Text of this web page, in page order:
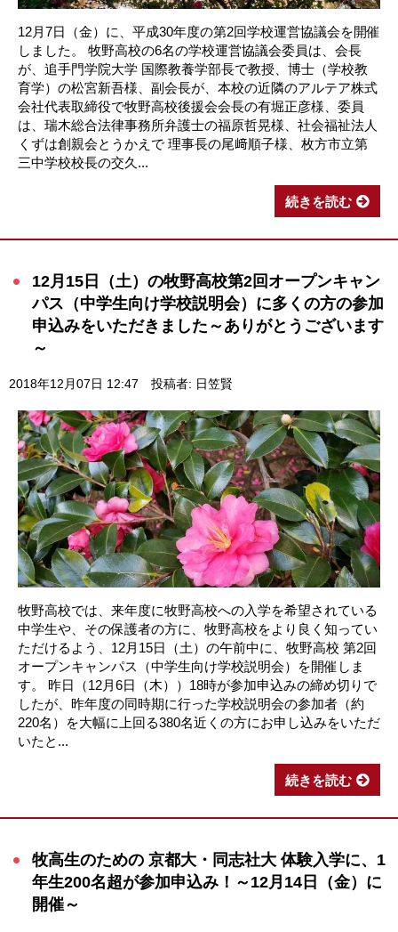
12月7日（金）に、平成30年度の第2回学校運営協議会を開催
しました。 牧野高校の6名の学校運営協議会委員は、会長
が、追手門学院大学 国際教養学部長で教授、博士（学校教
育学）の松宮新吾様、副会長が、本校の近隣のアルテア株式
会社代表取締役で牧野高校後援会会長の有堀正彦様、委員
は、瑞木総合法律事務所弁護士の福原哲晃様、社会福祉法人
くずは創親会とうかえで 理事長の尾﨑順子様、枚方市立第
三中学校校長の交久...
続きを読む
12月15日（土）の牧野高校第2回オープンキャン
パス（中学生向け学校説明会）に多くの方の参加
申込みをいただきました～ありがとうございます
～
2018年12月07日 12:47 投稿者: 日笠賢
牧野高校では、来年度に牧野高校への入学を希望されている
中学生や、その保護者の方に、牧野高校をより良く知ってい
ただけるよう、12月15日（土）の午前中に、牧野高校 第2回
オープンキャンパス（中学生向け学校説明会）を開催しま
す。 昨日（12月6日（木））18時が参加申込みの締め切りで
したが、昨年度の同時期に行った学校説明会の参加者（約
220名）を大幅に上回る380名近くの方にお申し込みをいただ
いたと...
続きを読む
牧高生のための 京都大・同志社大 体験入学に、1
年生200名超が参加申込み！～12月14日（金）に
開催～